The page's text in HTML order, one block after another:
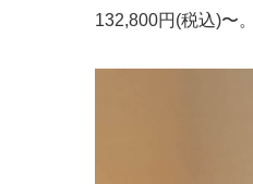
132,800円(税込)〜。